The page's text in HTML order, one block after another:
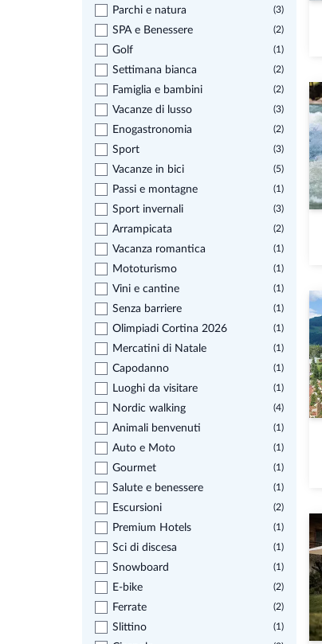
Parchi e natura (3)
SPA e Benessere (2)
Golf (1)
Settimana bianca (2)
Famiglia e bambini (2)
Vacanze di lusso (3)
Enogastronomia (2)
Sport (3)
Vacanze in bici (5)
Passi e montagne (1)
Sport invernali (3)
Arrampicata (2)
Vacanza romantica (1)
Mototurismo (1)
Vini e cantine (1)
Senza barriere (1)
Olimpiadi Cortina 2026 (1)
Mercatini di Natale (1)
Capodanno (1)
Luoghi da visitare (1)
Nordic walking (4)
Animali benvenuti (1)
Auto e Moto (1)
Gourmet (1)
Salute e benessere (1)
Escursioni (2)
Premium Hotels (1)
Sci di discesa (1)
Snowboard (1)
E-bike (2)
Ferrate (2)
Slittino (1)